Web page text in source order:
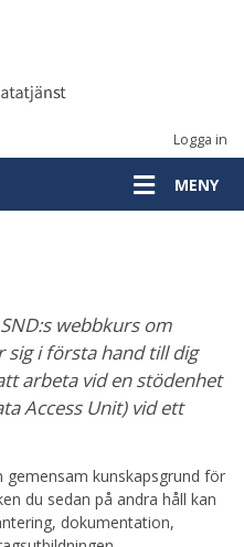
Logga in
MENY
webbkurs om
i första hand till dig
arbeta vid en stödenhet
Access Unit) vid ett
kunskapsgrund för
du sedan på andra håll kan
dokumentation,